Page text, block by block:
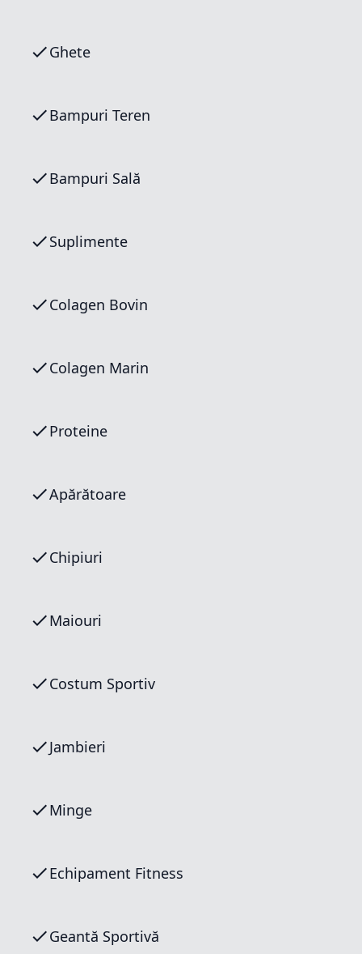
Ghete
Bampuri Teren
Bampuri Sală
Suplimente
Colagen Bovin
Colagen Marin
Proteine
Apărătoare
Chipiuri
Maiouri
Costum Sportiv
Jambieri
Minge
Echipament Fitness
Geantă Sportivă